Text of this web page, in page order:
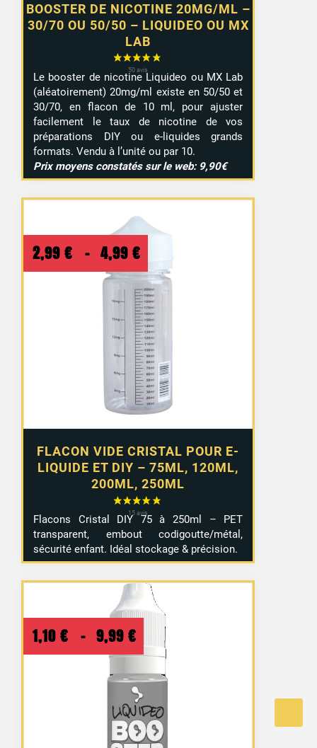
BOOSTER DE NICOTINE 20MG/ML –
30/70 OU 50/50 – LIQUIDEO OU MX
LAB
Le booster de nicotine Liquideo ou MX Lab
(aléatoirement) 20mg/ml existe en 50/50 et
30/70, en flacon de 10 ml, pour ajuster
facilement le taux de nicotine de vos
préparations DIY ou e-liquides grands
formats. Vendu à l’unité ou par 10.
Prix moyens constatés sur le web: 9,90€
FLACON VIDE CRISTAL POUR E-
LIQUIDE ET DIY – 75ML, 120ML,
200ML, 250ML
2,99 € – 4,99 €
de
prix :
2,99 €
à
4,99 €
Flacons Cristal DIY 75 à 250ml – PET
transparent, embout codigoutte/métal,
sécurité enfant. Idéal stockage & précision.
1,10 € – 9,99 €
Plage
de
prix :
1,10 €
à